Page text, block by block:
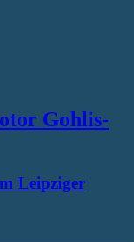
Gohlis-
Leipziger